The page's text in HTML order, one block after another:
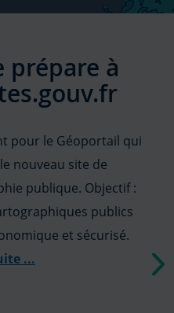
prépare à
pour le Géoportail qui
nouveau site de
publique. Objectif :
publics
et sécurisé.
...